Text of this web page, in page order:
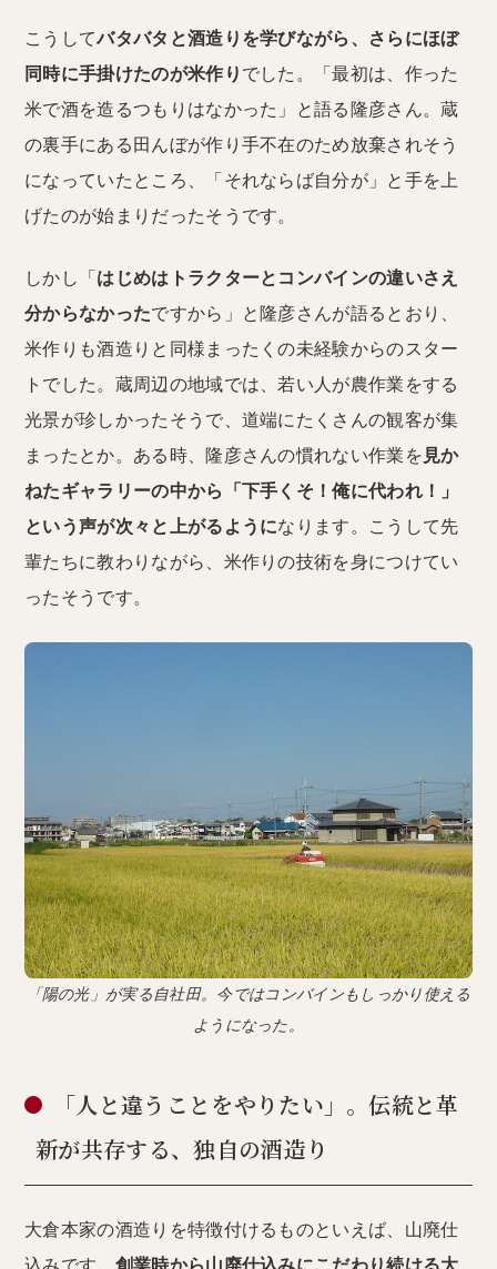
こうしてバタバタと酒造りを学びながら、さらにほぼ
同時に手掛けたのが米作り でした。「最初は、作った
米で酒を造るつもりはなかった」と語る隆彦さん。蔵
の裏手にある田んぼが作り手不在のため放棄されそう
になっていたところ、「それならば自分が」と手を上
げたのが始まりだったそうです。
しかし「はじめはトラクターとコンバインの違いさえ
分からなかったですから」と隆彦さんが語るとおり、
米作りも酒造りと同様まったくの未経験からのスター
トでした。蔵周辺の地域では、若い人が農作業をする
光景が珍しかったそうで、道端にたくさんの観客が集
まったとか。ある時、隆彦さんの慣れない作業を 見か
ねたギャラリーの中から「下手くそ！俺に代われ！」
という声が次々と上がるようになります。こうして先
輩たちに教わりながら、米作りの技術を身につけてい
ったそうです。
「陽の光」が実る自社田。今ではコンバインもしっかり使える
ようになった。
「人と違うことをやりたい」。伝統と革
新が共存する、独自の酒造り
大倉本家の酒造りを特徴付けるものといえば、山廃仕